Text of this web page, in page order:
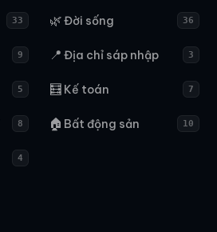
33 🌿Đời sống 36
9 📍 Địa chỉ sáp nhập 3
5 🧮 Kế toán 7
8 🏠 Bất động sản 10
4